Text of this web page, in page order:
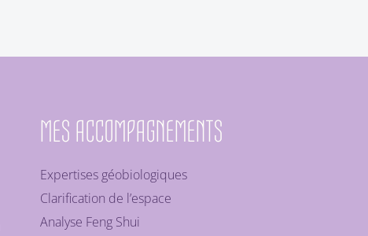
MES ACCOMPAGNEMENTS
Expertises géobiologiques
Clarification de l’espace
Analyse Feng Shui